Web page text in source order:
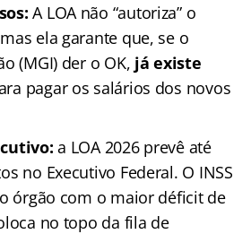
A LOA não “autoriza” o
ela garante que, se o
(MGI) der o OK, já existe
pagar os salários dos novos
a LOA 2026 prevê até
no Executivo Federal. O INSS
órgão com o maior déficit de
no topo da fila de